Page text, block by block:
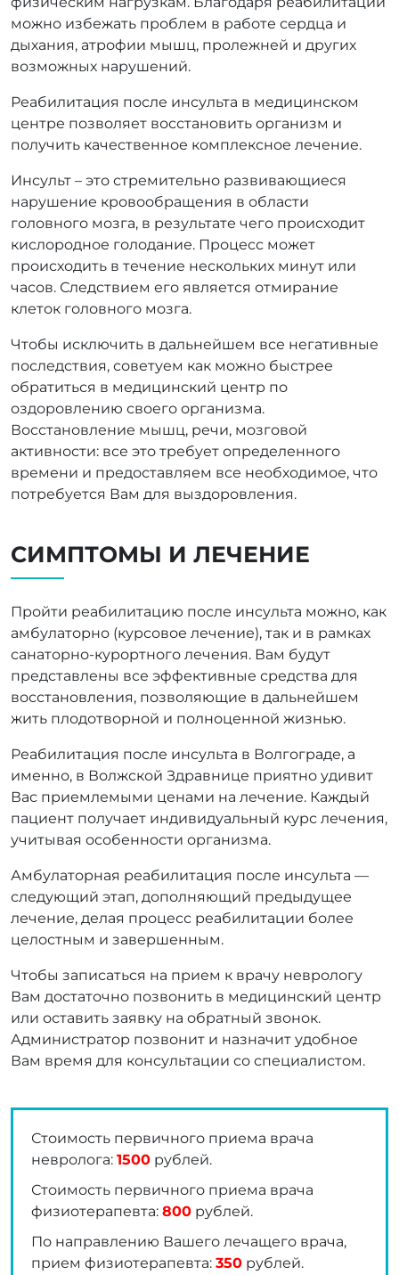
можно избежать проблем в работе сердца и
дыхания, атрофии мышц, пролежней и других
возможных нарушений.
Реабилитация после инсульта в медицинском
центре позволяет восстановить организм и
получить качественное комплексное лечение.
Инсульт – это стремительно развивающиеся
нарушение кровообращения в области
головного мозга, в результате чего происходит
кислородное голодание. Процесс может
происходить в течение нескольких минут или
часов. Следствием его является отмирание
клеток головного мозга.
Чтобы исключить в дальнейшем все негативные
последствия, советуем как можно быстрее
обратиться в медицинский центр по
оздоровлению своего организма.
Восстановление мышц, речи, мозговой
активности: все это требует определенного
времени и предоставляем все необходимое, что
потребуется Вам для выздоровления.
СИМПТОМЫ И ЛЕЧЕНИЕ
Пройти реабилитацию после инсульта можно, как
амбулаторно (курсовое лечение), так и в рамках
санаторно-курортного лечения. Вам будут
представлены все эффективные средства для
восстановления, позволяющие в дальнейшем
жить плодотворной и полноценной жизнью.
Реабилитация после инсульта в Волгограде, а
именно, в Волжской Здравнице приятно удивит
Вас приемлемыми ценами на лечение. Каждый
пациент получает индивидуальный курс лечения,
учитывая особенности организма.
Амбулаторная реабилитация после инсульта —
следующий этап, дополняющий предыдущее
лечение, делая процесс реабилитации более
целостным и завершенным.
Чтобы записаться на прием к врачу неврологу
Вам достаточно позвонить в медицинский центр
или оставить заявку на обратный звонок.
Администратор позвонит и назначит удобное
Вам время для консультации со специалистом.
Стоимость первичного приема врача
невролога: 1500 рублей.
Стоимость первичного приема врача
физиотерапевта: 800 рублей.
По направлению Вашего лечащего врача,
прием физиотерапевта: 350 рублей.